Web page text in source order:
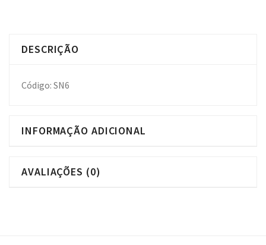
DESCRIÇÃO
Código: SN6
INFORMAÇÃO ADICIONAL
AVALIAÇÕES (0)